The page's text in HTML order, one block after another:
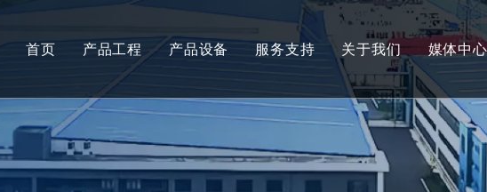
首页 产品工程
膨化零食
玉米片和早餐谷物
产品设备
油田化学品
食品挤压机
服务支持
资料下载
常见问题
关于我们
公司介绍
公司理念
公司发展
媒体中心
新闻
参展
视频